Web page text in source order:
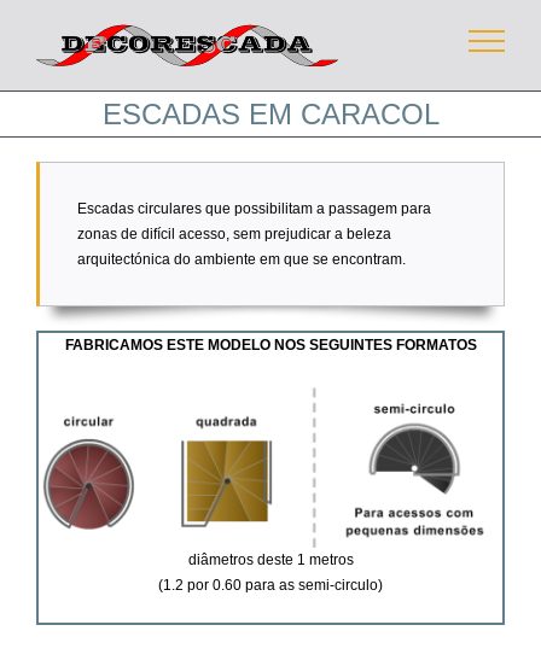
content
ESCADAS EM CARACOL
Escadas circulares que possibilitam a passagem para
zonas de difícil acesso, sem prejudicar a beleza
arquitectónica do ambiente em que se encontram.
FABRICAMOS ESTE MODELO NOS SEGUINTES FORMATOS
diâmetros deste 1 metros
(1.2 por 0.60 para as semi-circulo)